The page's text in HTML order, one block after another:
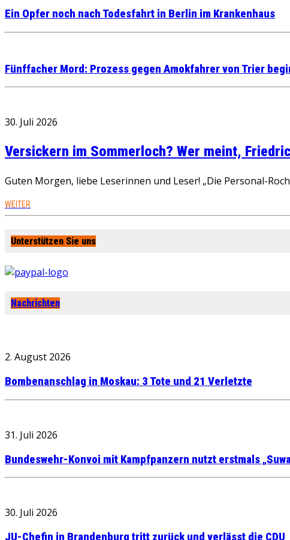
Ein Opfer noch nach Todesfahrt in Berlin im Krankenhaus
Fünffacher Mord: Prozess gegen Amokfahrer von Trier
30. Juli 2026
Versickern im Sommerloch? Wer meint,
Guten Morgen, liebe Leserinnen und Leser! „Die Personal-
WEITER
Unterstützen Sie uns
Nachrichten
2. August 2026
Bombenanschlag in Moskau: 3 Tote und 21 Verletzte
31. Juli 2026
Bundeswehr-Konvoi mit Kampfpanzern nutzt erstmals
30. Juli 2026
JU-Chefin in Brandenburg tritt zurück und verlässt die CDU